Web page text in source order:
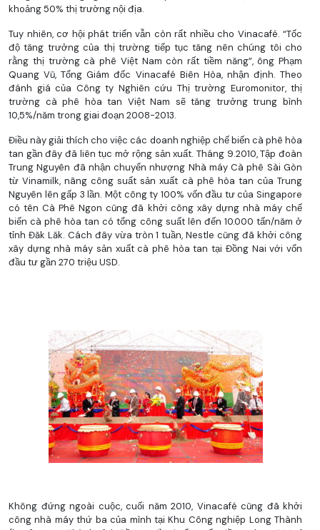
khoảng 50% thị trường nội địa.
Tuy nhiên, cơ hội phát triển vẫn còn rất nhiều cho Vinacafé. “Tốc
độ tăng trưởng của thị trường tiếp tục tăng nên chúng tôi cho
rằng thị trường cà phê Việt Nam còn rất tiềm năng”, ông Phạm
Quang Vũ, Tổng Giám đốc Vinacafé Biên Hòa, nhận định. Theo
đánh giá của Công ty Nghiên cứu Thị trường Euromonitor, thị
trường cà phê hòa tan Việt Nam sẽ tăng trưởng trung bình
10,5%/năm trong giai đoạn 2008-2013.
Điều này giải thích cho việc các doanh nghiệp chế biến cà phê hòa
tan gần đây đã liên tục mở rộng sản xuất. Tháng 9.2010, Tập đoàn
Trung Nguyên đã nhận chuyển nhượng Nhà máy Cà phê Sài Gòn
từ Vinamilk, nâng công suất sản xuất cà phê hòa tan của Trung
Nguyên lên gấp 3 lần. Một công ty 100% vốn đầu tư của Singapore
có tên Cà Phê Ngon cũng đã khởi công xây dựng nhà máy chế
biến cà phê hòa tan có tổng công suất lên đến 10.000 tấn/năm ở
tỉnh Đăk Lăk. Cách đây vừa tròn 1 tuần, Nestle cũng đã khởi công
xây dựng nhà máy sản xuất cà phê hòa tan tại Đồng Nai với vốn
đầu tư gần 270 triệu USD.
Không đứng ngoài cuộc, cuối năm 2010, Vinacafé cũng đã khởi
công nhà máy thứ ba của mình tại Khu Công nghiệp Long Thành